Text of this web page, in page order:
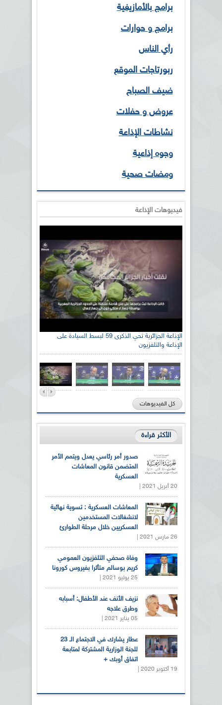
برامج بالأمازيغية
برامج و حوارات
رأي الناس
ربورتاجات الموقع
ضيف الصباح
عروض و حفلات
نشاطات الإذاعة
وجوه إذاعية
ومضات صحية
فيديوهات الإذاعة
الإذاعة الجزائرية تحي الذكرى 59 لبسط السيادة على
الإذاعة والتلفزيون
كل الفيديوهات
الأكثر قراءة
صدور أمر رئاسي يعدل ويتمم الأمر
المتضمن قانون المعاشات
العسكرية
20 أبريل 2021 |
المعاشات العسكرية : تسوية نهائية
لانشغالات المستخدمين
العسكريين خلال مرحلة الطوارئ
26 مارس 2021 |
وفاة صحفي التلفزيون العمومي
كريم بوسالم متأثرا بفيروس كورونا
25 يوليو 2021 |
نزيف الأنف عند الأطفال: أسبابه
وطرق علاجه
05 يناير 2021 |
عطار يشارك في الاجتماع الـ 23
للجنة الوزارية المشتركة لمتابعة
اتفاق أوبك +
19 أكتوبر 2020 |